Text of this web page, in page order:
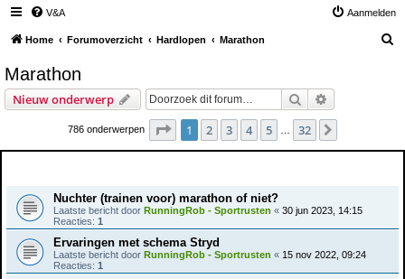
V&A Aanmelden
Home Forumoverzicht Hardlopen Marathon
Marathon
Nieuw onderwerp Zoek
786 onderwerpen Pagina van 32
1 2 3 4 5 32
Nuchter (trainen voor) marathon of niet?
Laatste bericht door RunningRob - Sportrusten « 30 jun 2023, 14:15
Reacties: 1
Ervaringen met schema Stryd
Laatste bericht door RunningRob - Sportrusten « 15 nov 2022, 09:24
Reacties: 1